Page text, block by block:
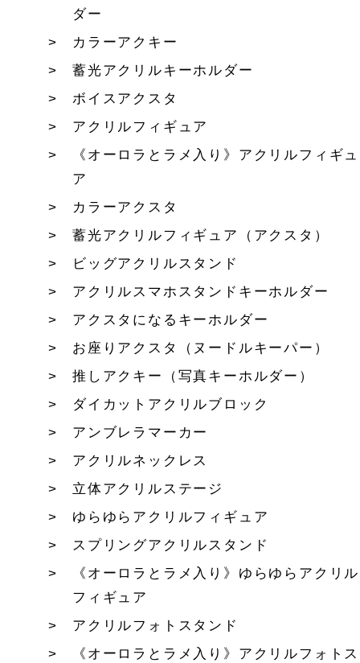
ダー
カラーアクキー
蓄光アクリルキーホルダー
ボイスアクスタ
アクリルフィギュア
《オーロラとラメ入り》アクリルフィギュ
ア
カラーアクスタ
蓄光アクリルフィギュア（アクスタ）
ビッグアクリルスタンド
アクリルスマホスタンドキーホルダー
アクスタになるキーホルダー
お座りアクスタ（ヌードルキーパー）
推しアクキー（写真キーホルダー）
ダイカットアクリルブロック
アンブレラマーカー
アクリルネックレス
立体アクリルステージ
ゆらゆらアクリルフィギュア
スプリングアクリルスタンド
《オーロラとラメ入り》ゆらゆらアクリル
フィギュア
アクリルフォトスタンド
《オーロラとラメ入り》アクリルフォトス